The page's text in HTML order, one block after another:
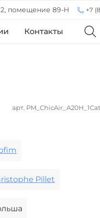
помещение 89-Н +7
Контакты
арт. PM_ChicAir_A20H_1Cat
Pillet